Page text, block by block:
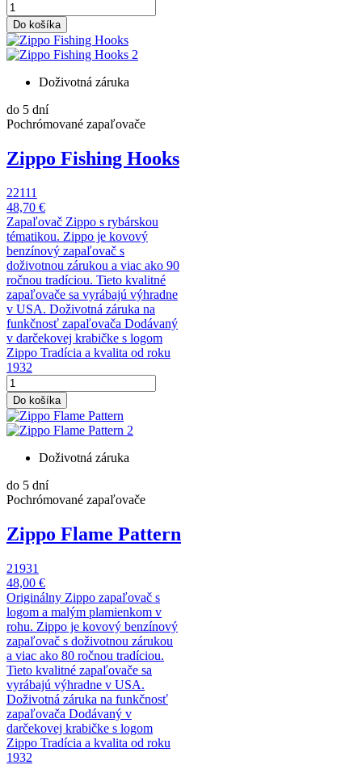
Do košíka
Doživotná záruka
do 5 dní
Pochrómované zapaľovače
Zippo Fishing Hooks
22111
48,70 €
Zapaľovač Zippo s rybárskou
tématikou. Zippo je kovový
benzínový zapaľovač s
doživotnou zárukou a viac ako 90
ročnou tradíciou. Tieto kvalitné
zapaľovače sa vyrábajú výhradne
v USA. Doživotná záruka na
funkčnosť zapaľovača Dodávaný
v darčekovej krabičke s logom
Zippo Tradícia a kvalita od roku
1932
Do košíka
Doživotná záruka
do 5 dní
Pochrómované zapaľovače
Zippo Flame Pattern
21931
48,00 €
Originálny Zippo zapaľovač s
logom a malým plamienkom v
rohu. Zippo je kovový benzínový
zapaľovač s doživotnou zárukou
a viac ako 80 ročnou tradíciou.
Tieto kvalitné zapaľovače sa
vyrábajú výhradne v USA.
Doživotná záruka na funkčnosť
zapaľovača Dodávaný v
darčekovej krabičke s logom
Zippo Tradícia a kvalita od roku
1932